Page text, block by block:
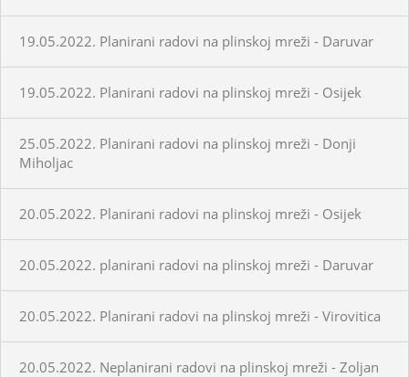
19.05.2022. Planirani radovi na plinskoj mreži - Daruvar
19.05.2022. Planirani radovi na plinskoj mreži - Osijek
25.05.2022. Planirani radovi na plinskoj mreži - Donji
Miholjac
20.05.2022. Planirani radovi na plinskoj mreži - Osijek
20.05.2022. planirani radovi na plinskoj mreži - Daruvar
20.05.2022. Planirani radovi na plinskoj mreži - Virovitica
20.05.2022. Neplanirani radovi na plinskoj mreži - Zoljan